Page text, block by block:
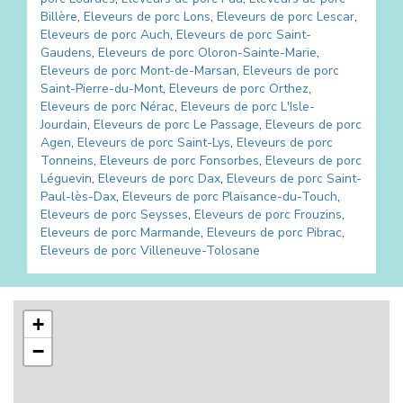
Billère, Eleveurs de porc Lons, Eleveurs de porc Lescar,
Eleveurs de porc Auch, Eleveurs de porc Saint-
Gaudens, Eleveurs de porc Oloron-Sainte-Marie,
Eleveurs de porc Mont-de-Marsan, Eleveurs de porc
Saint-Pierre-du-Mont, Eleveurs de porc Orthez,
Eleveurs de porc Nérac, Eleveurs de porc L'Isle-
Jourdain, Eleveurs de porc Le Passage, Eleveurs de porc
Agen, Eleveurs de porc Saint-Lys, Eleveurs de porc
Tonneins, Eleveurs de porc Fonsorbes, Eleveurs de porc
Léguevin, Eleveurs de porc Dax, Eleveurs de porc Saint-
Paul-lès-Dax, Eleveurs de porc Plaisance-du-Touch,
Eleveurs de porc Seysses, Eleveurs de porc Frouzins,
Eleveurs de porc Marmande, Eleveurs de porc Pibrac,
Eleveurs de porc Villeneuve-Tolosane
+
−